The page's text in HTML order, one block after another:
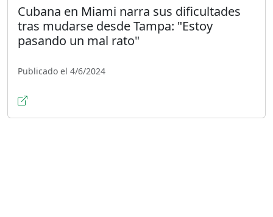
Cubana en Miami narra sus dificultades
tras mudarse desde Tampa: "Estoy
pasando un mal rato"
Publicado el 4/6/2024